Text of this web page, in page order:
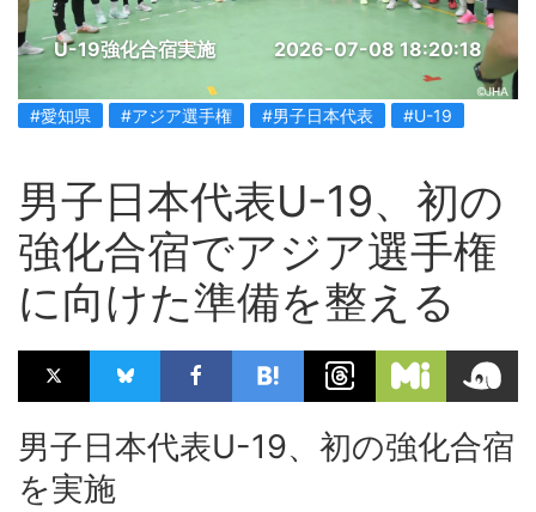
U-19強化合宿実施 2026-07-08 18:20:18
#愛知県 #アジア選手権 #男子日本代表 #U-19
男子日本代表U-19、初の
強化合宿でアジア選手権
に向けた準備を整える
男子日本代表U-19、初の強化合宿
を実施